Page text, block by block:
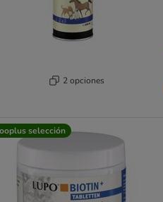
2 opciones
selección